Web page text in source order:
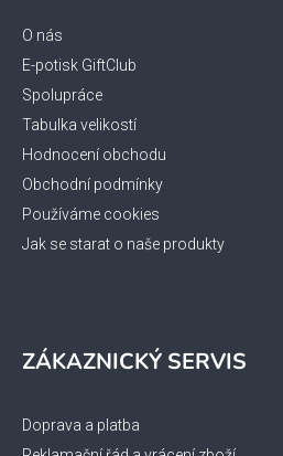
O nás
E-potisk GiftClub
Spolupráce
Tabulka velikostí
Hodnocení obchodu
Obchodní podmínky
Používáme cookies
Jak se starat o naše produkty
ZÁKAZNICKÝ SERVIS
Doprava a platba